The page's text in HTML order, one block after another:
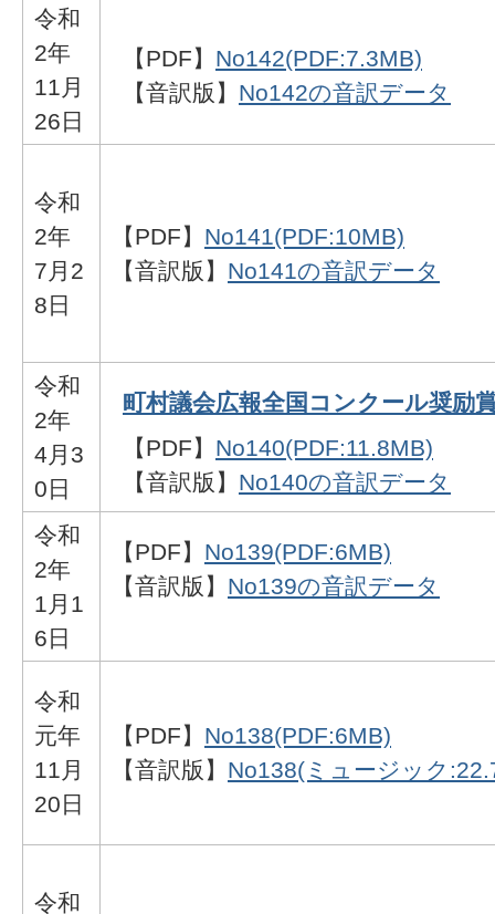
令和
2年
11月
26日
【PDF】 No142(PDF:7.3MB)
【音訳版】 No142の音訳データ
令和
2年
7月2
8日
【PDF】 No141(PDF:10MB)
【音訳版】 No141の音訳データ
令和
2年
4月3
0日
町村議会広報全国コンクール奨励
【PDF】 No140(PDF:11.8MB)
【音訳版】 No140の音訳データ
令和
2年
1月1
6日
【PDF】 No139(PDF:6MB)
【音訳版】 No139の音訳データ
令和
元年
11月
20日
【PDF】 No138(PDF:6MB)
【音訳版】 No138(ミュージック
令和